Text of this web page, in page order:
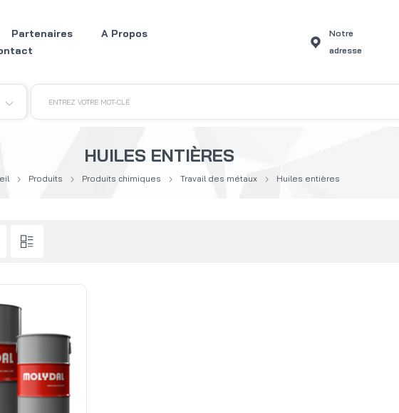
Partenaires
A Propos
Notre
adresse
ENTREZ VOTRE MOT-CLÉ
HUILES ENTIÈRES
Produits Produits chimiques Travail des métaux Huiles entières